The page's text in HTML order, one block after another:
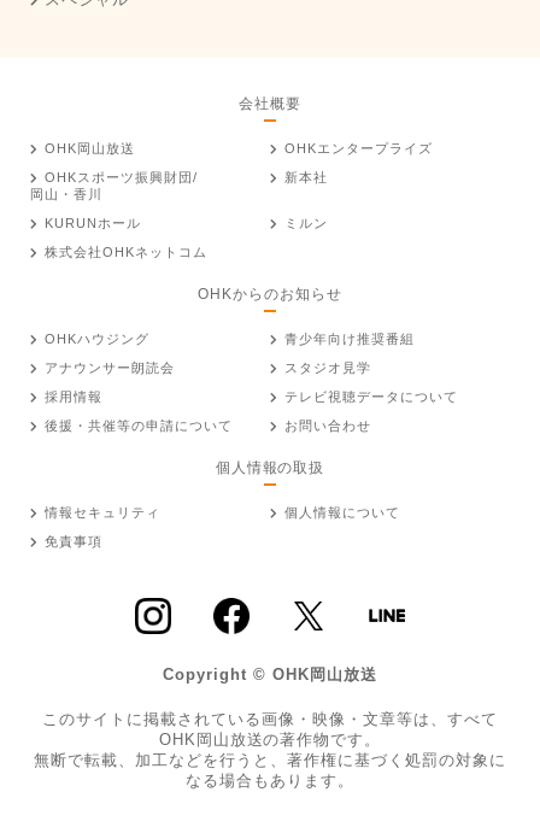
会社概要
OHK岡山放送
OHKエンタープライズ
OHKスポーツ振興財団/
岡山・香川
新本社
KURUNホール
ミルン
株式会社OHKネットコム
OHKからのお知らせ
OHKハウジング
青少年向け推奨番組
アナウンサー朗読会
スタジオ見学
採用情報
テレビ視聴データについて
後援・共催等の申請について
お問い合わせ
個人情報の取扱
情報セキュリティ
個人情報について
免責事項
Copyright © OHK岡山放送
このサイトに掲載されている画像・映像・文章等は、すべて
OHK岡山放送の著作物です。
無断で転載、加工などを行うと、著作権に基づく処罰の対象に
なる場合もあります。